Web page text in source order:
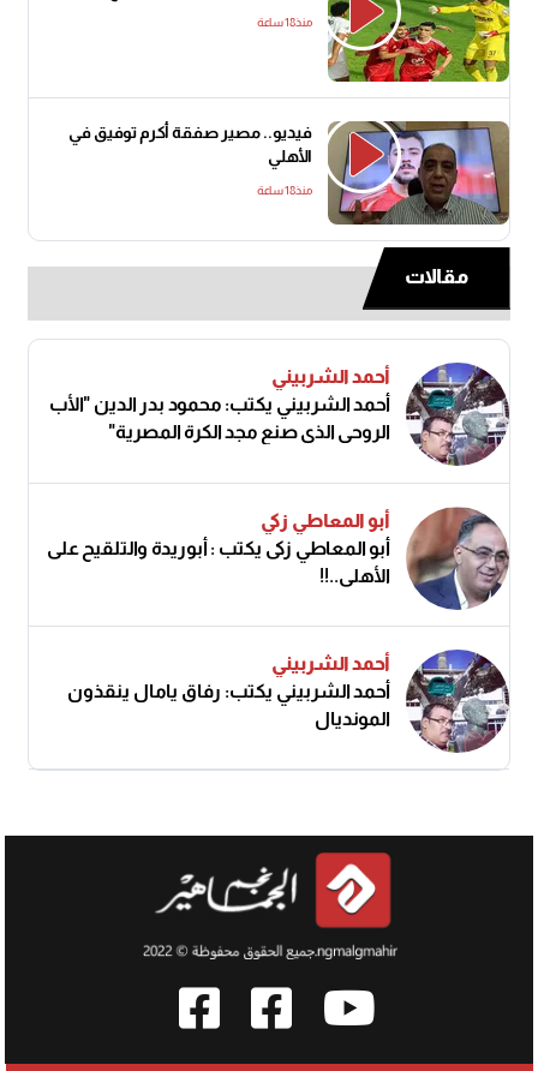
منذ18 ساعة
فيديو.. مصير صفقة أكرم توفيق في
الأهلي
منذ18 ساعة
مقالات
أحمد الشربيني
أحمد الشربيني يكتب: محمود بدر الدين "الأب
الروحي الذي صنع مجد الكرة المصرية"
أبو المعاطي زكي
أبو المعاطي زكى يكتب : أبوريدة والتلقيح على
الأهلى..!!
أحمد الشربيني
أحمد الشربيني يكتب: رفاق يامال ينقذون
المونديال